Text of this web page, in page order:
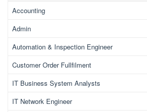
Accounting
Admin
Automation & Inspection Engineer
Customer Order Fullfilment
IT Business System Analysts
IT Network Engineer